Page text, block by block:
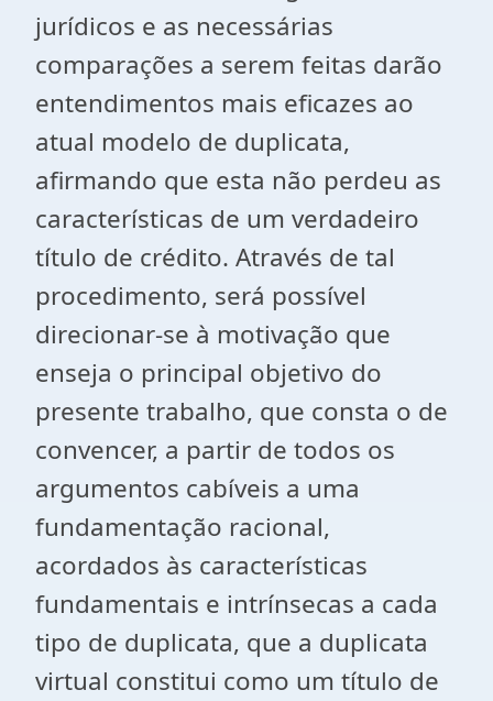
jurídicos e as necessárias
comparações a serem feitas darão
entendimentos mais eficazes ao
atual modelo de duplicata,
afirmando que esta não perdeu as
características de um verdadeiro
título de crédito. Através de tal
procedimento, será possível
direcionar-se à motivação que
enseja o principal objetivo do
presente trabalho, que consta o de
convencer, a partir de todos os
argumentos cabíveis a uma
fundamentação racional,
acordados às características
fundamentais e intrínsecas a cada
tipo de duplicata, que a duplicata
virtual constitui como um título de